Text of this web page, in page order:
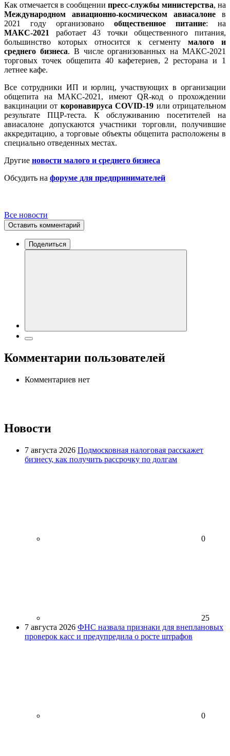
Как отмечается в сообщении пресс-службы министерства, на
Международном авиационно-космическом авиасалоне в
2021 году организовано общественное питание: на
МАКС-2021
работает 43 точки общественного питания,
большинство которых относится к сегменту малого и
среднего бизнеса. В числе организованных на МАКС-2021
торговых точек общепита 40 кафетериев, 2 ресторана и 1
летнее кафе.
Все сотрудники ИП и юрлиц, участвующих в организации
общепита на МАКС-2021, имеют QR-код о прохождении
вакцинации от коронавируса COVID-19 или отрицательном
результате ПЦР-теста. К обслуживанию посетителей на
авиасалоне допускаются участники торговли, получившие
аккредитацию, а торговые объекты общепита расположены в
специально отведенных местах.
Другие новости малого и среднего бизнеса
Обсудить на форуме для предпринимателей
Все новости
Оставить комментарий
Поделиться
Комментарии пользователей
Комментариев нет
Новости
7 августа 2026 Подмосковная налоговая расскажет
бизнесу, как получить рассрочку по долгам
0
25
7 августа 2026 ФНС назвала признаки для внеплановых
проверок касс и предупредила о росте штрафов
0